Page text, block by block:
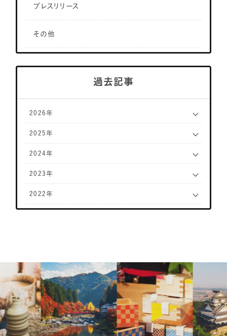
プレスリリース
その他
過去記事
2026年
2025年
2024年
2023年
2022年